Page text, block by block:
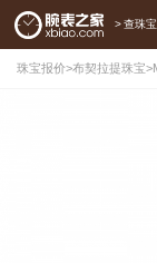
> 查珠宝
珠宝报价>布契拉提珠宝>